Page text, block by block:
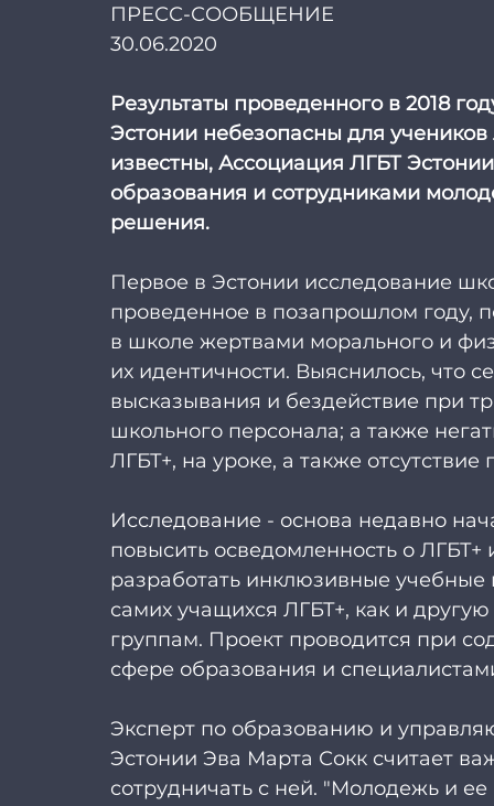
ПРЕСС-СООБЩЕНИЕ
30.06.2020
Результаты проведенного в 2018
Эстонии небезопасны для
известны, Ассоциация ЛГБТ
образования и сотрудниками
решения.
Первое в Эстонии исследование
проведенное в позапрошлом году,
в школе жертвами морального и
их идентичности. Выяснилось,
высказывания и бездействие при
школьного персонала; а также
ЛГБТ+, на уроке, а также
Исследование - основа недавно
повысить осведомленность о
разработать инклюзивные
самих учащихся ЛГБТ+, как и
группам. Проект проводится при
сфере образования и
Эксперт по образованию и
Эстонии Эва Марта Сокк считает
сотрудничать с ней. "Молодежь и